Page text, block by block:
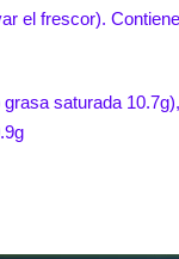
el frescor).
saturada